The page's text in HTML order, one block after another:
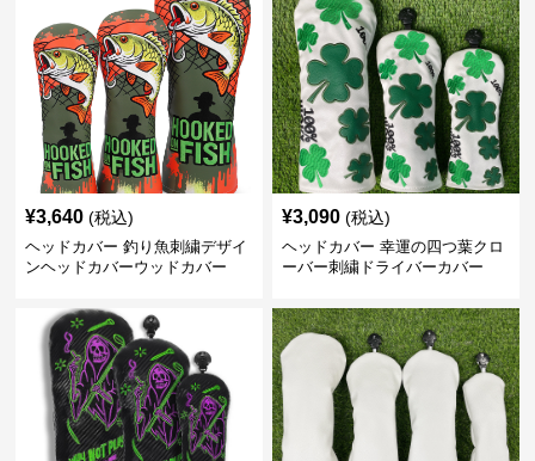
¥3,640 (税込)
ヘッドカバー 釣り魚刺繍デザイ
ンヘッドカバーウッドカバー
¥3,090 (税込)
ヘッドカバー 幸運の四つ葉クロ
ーバー刺繍ドライバーカバー